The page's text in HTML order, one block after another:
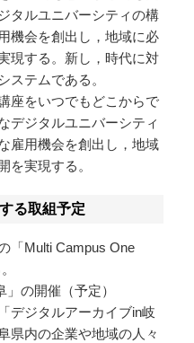
タルユニバーシティの構
機会を創出し，地域に必
現する。新し，時代に対
ステムである。
座をいつでもどこからで
デジタルユニバーシティ
雇用機会を創出し，地域
を実現する。
る取組予定
「Multi Campus One
の開催（予定）
デジタルアーカイブin岐
県内の企業や地域の人々